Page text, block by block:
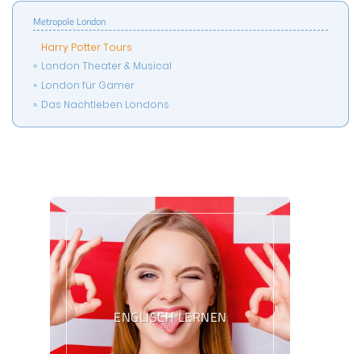
Metropole London
Harry Potter Tours
London Theater & Musical
London für Gamer
Das Nachtleben Londons
ENGLISCH LERNEN